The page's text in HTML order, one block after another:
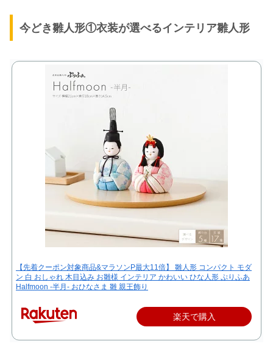
今どき雛人形①衣装が選べるインテリア雛人形
【先着クーポン対象商品&マラソンP最大11倍】 雛人形 コンパクト モダ
ン 白 おしゃれ 木目込み お雛様 インテリア かわいい ひな人形 ぷりふあ
Halfmoon -半月- おひなさま 雛 親王飾り
楽天で購入